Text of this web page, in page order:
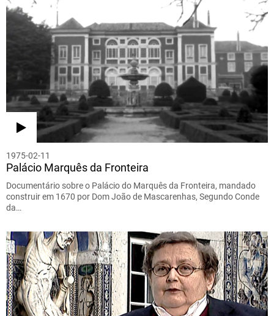
1975-02-11
Palácio Marquês da Fronteira
Documentário sobre o Palácio do Marquês da Fronteira, mandado
construir em 1670 por Dom João de Mascarenhas, Segundo Conde
da…